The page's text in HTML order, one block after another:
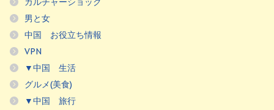
男と女
中国 お役立ち情報
VPN
▼中国 生活
グルメ(美食)
▼中国 旅行